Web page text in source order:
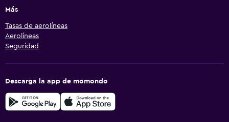
Más
Tasas de aerolíneas
Aerolíneas
Seguridad
Descarga la app de momondo